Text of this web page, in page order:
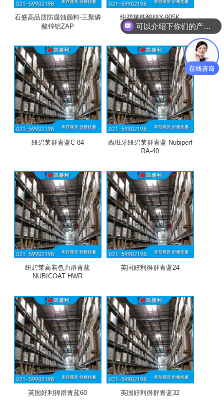
石盛高品质防腐蚀颜料-三聚磷
酸锌铝ZAP
纽碧莱铁酸锌Y-905K
纽碧莱群青蓝C-84
西班牙纽碧莱群青蓝 Nubiperf
RA-40
纽碧莱高着色力群青蓝
NUBICOAT HWR
英国好利得群青蓝24
英国好利得群青蓝60 英国好利得群青蓝32
可以介绍下你们的产品么